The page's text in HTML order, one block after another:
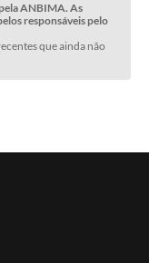
ANBIMA. As
responsáveis pelo
que ainda não